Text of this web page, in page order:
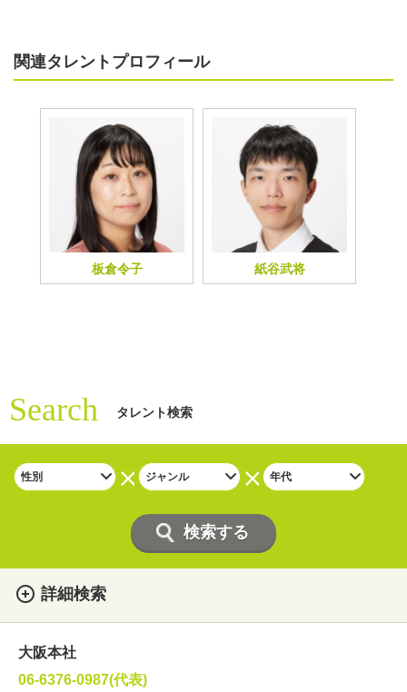
関連タレントプロフィール
板倉令子 紙谷武将
Search タレント検索
詳細検索
・性別
・ジャンル
大阪本社
06-6376-0987(代表)